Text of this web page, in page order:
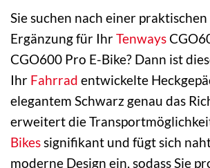
Sie suchen nach einer
Ergänzung für IhrTenways
CGO600 Pro E-Bike? Dann ist
Ihr Fahrrad entwickelte
elegantem Schwarz genau das
erweitert die
Bikessignifikant und fügt sich
moderne Design ein, sodass Sie